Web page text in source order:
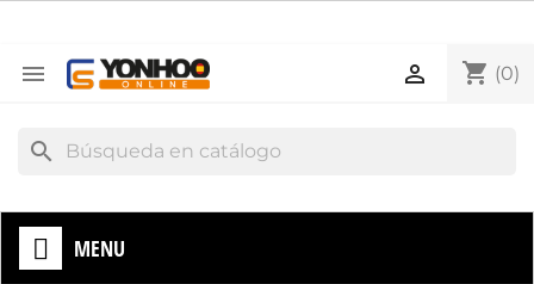
 shopping_cart (0)

search
MENU